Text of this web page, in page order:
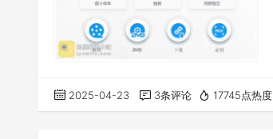
2025-04-23 3条评论 17745点热度